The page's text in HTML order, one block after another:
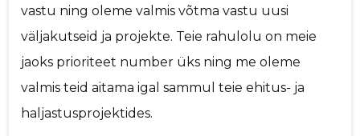
vastu ning oleme valmis võtma vastu uusi
väljakutseid ja projekte. Teie rahulolu on meie
jaoks prioriteet number üks ning me oleme
valmis teid aitama igal sammul teie ehitus- ja
haljastusprojektides.